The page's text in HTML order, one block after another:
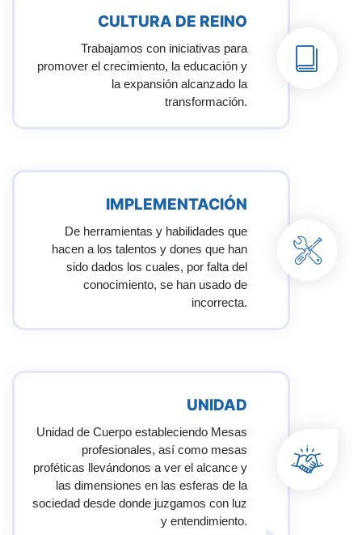
CULTURA DE REINO
Trabajamos con iniciativas para
promover el crecimiento, la educación y
la expansión alcanzado la
transformación.
IMPLEMENTACIÓN
De herramientas y habilidades que
hacen a los talentos y dones que han
sido dados los cuales, por falta del
conocimiento, se han usado de
incorrecta.
UNIDAD
Unidad de Cuerpo estableciendo Mesas
profesionales, así como mesas
proféticas llevándonos a ver el alcance y
las dimensiones en las esferas de la
sociedad desde donde juzgamos con luz
y entendimiento.